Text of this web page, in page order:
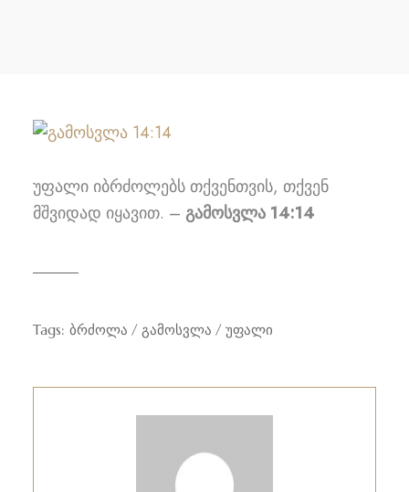
უფალი იბრძოლებს თქვენთვის, თქვენ
მშვიდად იყავით. – გამოსვლა 14:14
Tags: ბრძოლა გამოსვლა უფალი